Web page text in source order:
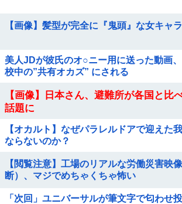
【画像】髪型が完全に『鬼頭』な女キャ
美人JDが彼氏のオ○ニー用に送った動画
校中の”共有オカズ” にされる
【画像】日本さん、避難所が各国と比
話題に
【オカルト】なぜパラレルドアで迎えた
ならないのか？
【閲覧注意】工場のリアルな労働災害映
断）、マジでめちゃくちゃ怖い
「次回」ユニバーサルが筆文字で匂わせ